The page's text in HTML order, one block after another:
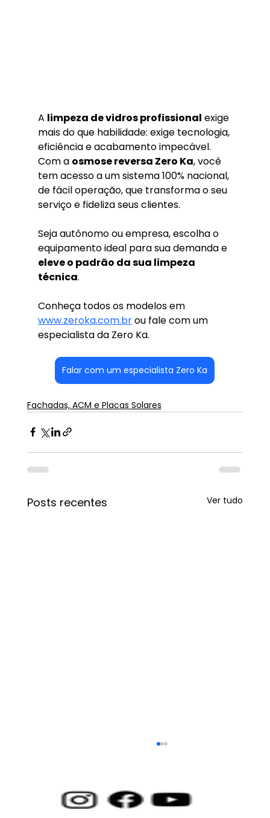
A limpeza de vidros profissional exige
mais do que habilidade: exige tecnologia,
eficiência e acabamento impecável.
Com a osmose reversa Zero Ka, você
tem acesso a um sistema 100% nacional,
de fácil operação, que transforma o seu
serviço e fideliza seus clientes.
Seja autônomo ou empresa, escolha o
equipamento ideal para sua demanda e
eleve o padrão da sua limpeza
técnica.
Conheça todos os modelos em
www.zeroka.com.br ou fale com um
especialista da Zero Ka.
Falar com um especialista Zero Ka
Fachadas, ACM e Placas Solares
Posts recentes Ver tudo